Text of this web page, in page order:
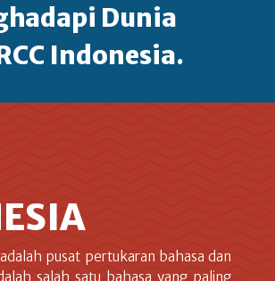
Dunia
Indonesia.
adalah pusat pertukaran bahasa dan
salah satu bahasa yang paling